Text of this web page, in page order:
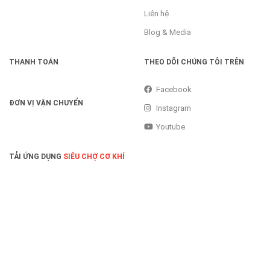
Liên hệ
Blog & Media
THANH TOÁN
ĐƠN VỊ VẬN CHUYỂN
THEO DÕI CHÚNG TÔI TRÊN
Facebook
Instagram
Youtube
TẢI ỨNG DỤNG SIÊU CHỢ CƠ KHÍ